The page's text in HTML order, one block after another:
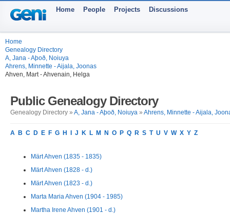
Home People Projects Discussions
Home
Genealogy Directory
A, Jana - Aþoð, Noiuya
Ahrens, Minnette - Aijala, Joonas
Ahven, Mart - Ahvenain, Helga
Public Genealogy Directory
Genealogy Directory » A, Jana - Aþoð, Noiuya » Ahrens, Minnette - Aijala,
A B C D E F G H J K L M N O P Q R S T U V W X Y Z
Märt Ahven (1835 - 1835)
Märt Ahven (1828 - d.)
Märt Ahven (1823 - d.)
Marta Maria Ahven (1904 - 1985)
Martha Irene Ahven (1901 - d.)